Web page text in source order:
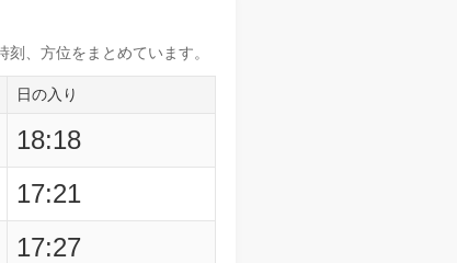
刻 、方位をまとめています。
日の入り
18:18
17:21
17:27